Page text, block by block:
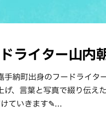
西洋料理 フレン
の肉料理 居酒屋・
・バイキング スイー
ショッピング
沖縄の海
ライター山内
手納町出身のフードライタ
げ、言葉と写真で綴り伝え
ていきます✎...